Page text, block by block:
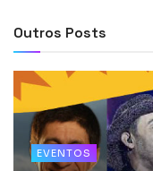
Outros Posts
EVENTOS